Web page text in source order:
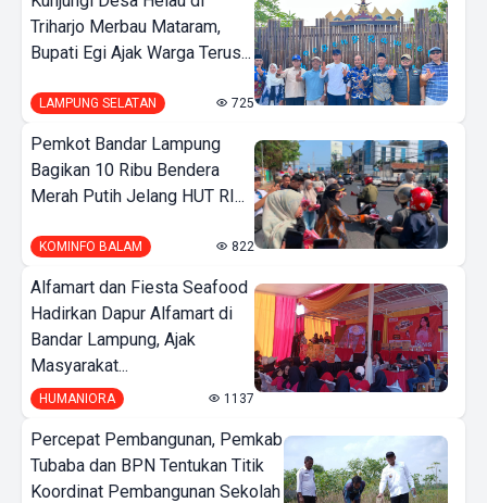
Triharjo Merbau Mataram,
Bupati Egi Ajak Warga Terus...
LAMPUNG SELATAN 725
Pemkot Bandar Lampung
Bagikan 10 Ribu Bendera
Merah Putih Jelang HUT RI...
KOMINFO BALAM 822
Alfamart dan Fiesta Seafood
Hadirkan Dapur Alfamart di
Bandar Lampung, Ajak
Masyarakat...
HUMANIORA 1137
Percepat Pembangunan, Pemkab
Tubaba dan BPN Tentukan Titik
Koordinat Pembangunan Sekolah